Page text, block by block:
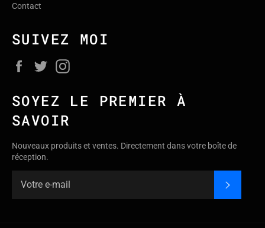
Contact
SUIVEZ MOI
Facebook
Twitter
SOYEZ LE PREMIER À
SAVOIR
Nouveaux produits et ventes. Directement dans votre boîte de
réception.